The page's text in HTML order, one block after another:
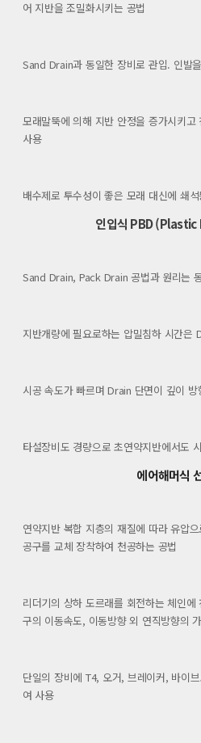
어 지반을 조밀화시키는 공법
Sand Drain과 동일한 장비로 관입. 인발
모래말뚝에 의해 지반 안정을 증가시키
사용
배수제로 투수성이 좋은 모래 대신에 쇄
인입식 PBD
Sand Drain, Pack Drain 공법과 원리는
지반개량에 필요로하는 압밀침하 시간은
시공 속도가 빠르며 Drain 단면이 깊이 방
타설장비도 경량으로 초연약지반에서도
에어해머식
연약지반 복합 지층의 재질에 따라 유압
공구를 교체 장착하여 천공하는 공법
리더기의 상하 도르래를 회전하는 체인
구의 이동속도, 이동방향 외 연직방향의
단일의 장비에 T4, 오거, 브레이커, 바이
여 사용